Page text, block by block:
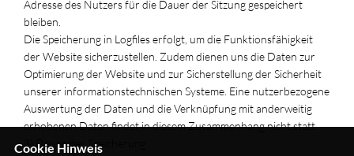
Adresse des Nutzers für die Dauer der Sitzung gespeichert
bleiben.
Die Speicherung in Logfiles erfolgt, um die Funktionsfähigkeit
der Website sicherzustellen. Zudem dienen uns die Daten zur
Optimierung der Website und zur Sicherstellung der Sicherheit
unserer informationstechnischen Systeme. Eine nutzerbezogene
Auswertung der Daten und die Verknüpfung mit anderweitig
erhobenen Daten findet in diesem Zusammenhang nicht statt.
3) Dauer der Speicherung
Cookie Hinweis